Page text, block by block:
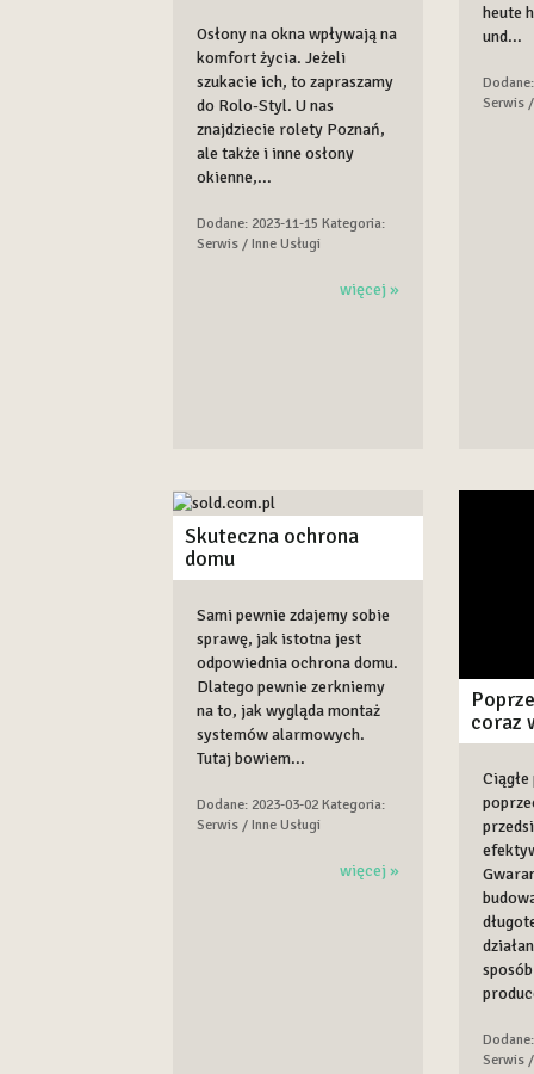
Osłony na okna wpływają na
komfort życia. Jeżeli
szukacie ich, to zapraszamy
do Rolo-Styl. U nas
znajdziecie rolety Poznań,
ale także i inne osłony
okienne,...
Dodane: 2023-11-15 Kategoria:
Serwis / Inne Usługi
więcej »
heute
und...
Serwis
Skuteczna ochrona
domu
Sami pewnie zdajemy sobie
sprawę, jak istotna jest
odpowiednia ochrona domu.
Dlatego pewnie zerkniemy
na to, jak wygląda montaż
systemów alarmowych.
Tutaj bowiem...
Dodane: 2023-03-02 Kategoria:
Serwis / Inne Usługi
więcej »
coraz
Serwis